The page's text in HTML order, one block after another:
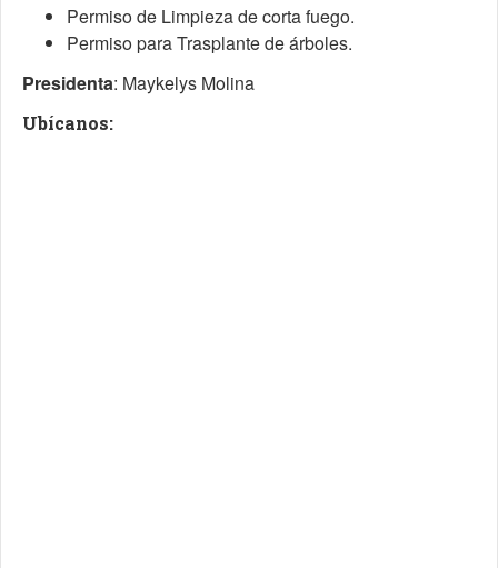
Permiso de Limpieza de corta fuego.
Permiso para Trasplante de árboles.
Presidenta: Maykelys Molina
Ubícanos: